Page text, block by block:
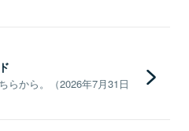
らから。（2026年7月31日